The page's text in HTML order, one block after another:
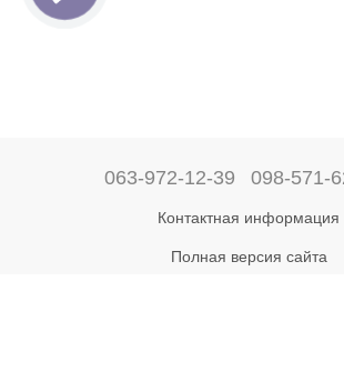
063-972-12-39 098-571-
Контактная информация
Полная версия сайта